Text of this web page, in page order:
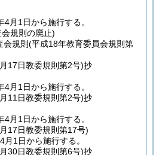
月1日から施行する。
規則の廃止)
規則 (平成18年教育委員会規則第
17日教委規則第2号)抄
月1日から施行する。
11日教委規則第2号)抄
月1日から施行する。
17日教委規則第17号)
1日から施行する。
30日教委規則第6号)抄